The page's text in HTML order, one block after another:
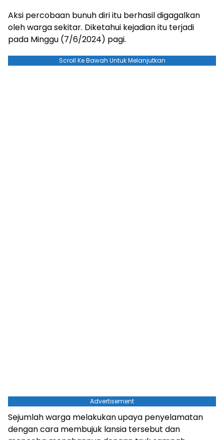
Aksi percobaan bunuh diri itu berhasil digagalkan
oleh warga sekitar. Diketahui kejadian itu terjadi
pada Minggu (7/6/2024) pagi.
Scroll Ke Bawah Untuk Melanjutkan
Advertisement
Sejumlah warga melakukan upaya penyelamatan
dengan cara membujuk lansia tersebut dan